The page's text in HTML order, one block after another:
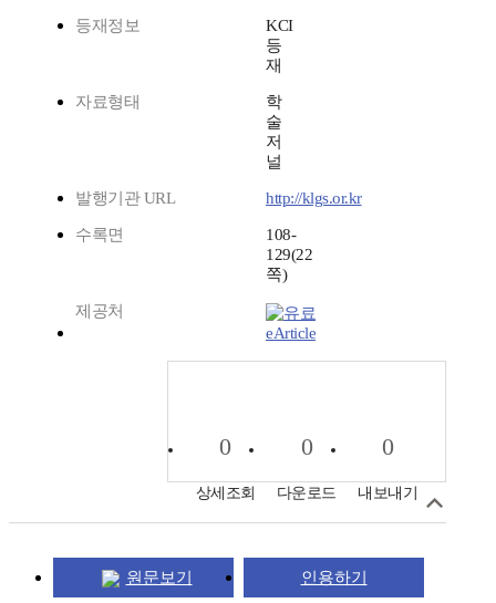
등재정보
KCI
등
재
자료형태
학
술
저
널
발행기관 URL http://klgs.or.kr
수록면
108-
129(22
쪽)
제공처
eArticle
0
상세조회
0
다운로드
0
내보내기
원문보기 인용하기